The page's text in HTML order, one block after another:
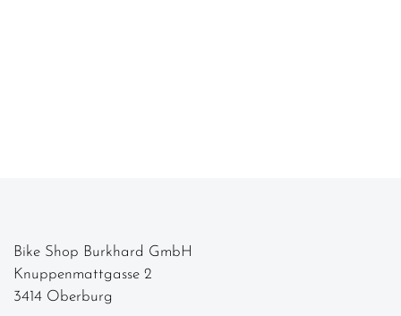
Bike Shop Burkhard GmbH
Knuppenmattgasse 2
3414 Oberburg